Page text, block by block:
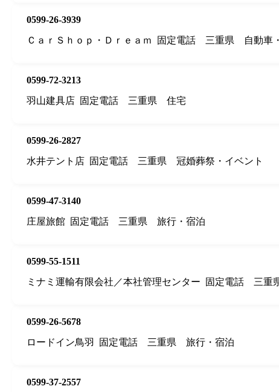
0599-26-3939
ＣａｒＳｈｏｐ・Ｄｒｅａｍ
固定電話 三重県 自動車
0599-72-3213
羽山建具店 固定電話 三重県 住宅
0599-26-2827
水井テント店 固定電話 三重県 冠婚葬祭・イベント
0599-47-3140
庄屋旅館 固定電話 三重県 旅行・宿泊
0599-55-1511
ミナミ運輸有限会社／本社管理センター
固定電話 三重
0599-26-5678
ロードイン鳥羽
固定電話 三重県 旅行・宿泊
0599-37-2557